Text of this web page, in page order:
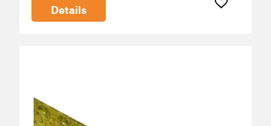
Details